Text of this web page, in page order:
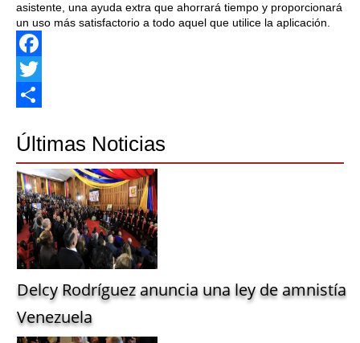
asistente, una ayuda extra que ahorrará tiempo y proporcionará
un uso más satisfactorio a todo aquel que utilice la aplicación.
Facebook
Twitter
Últimas Noticias
Delcy Rodríguez anuncia una ley de amnistía
Venezuela